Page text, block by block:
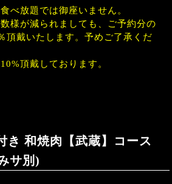
べ放題では御座いません。
様が減られましても、ご予約分の
頂戴いたします。予めご了承くだ
頂戴しております。
き 和焼肉【武蔵】コース
サ別)